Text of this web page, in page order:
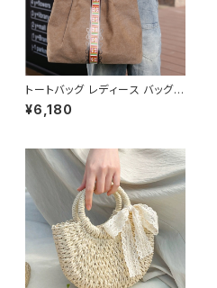
トートバッグ レディース バッグ
春夏 秋冬 春 夏 秋 冬 シンプル
トートバッグ バッグ かばん キャ
グレー アイボリー ネイビー デ
ート 帆布 通勤 通学 通勤バッグ
オフィスカジュアル デイリー お
出かけ オフィス カジュアル OL
上品 大人 10代 20代 30代 40
代 K-B0047
¥6,180